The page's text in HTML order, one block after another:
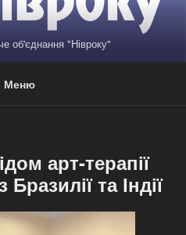
об'єднання "Нівроку"
Меню
арт-терапії
та Індії